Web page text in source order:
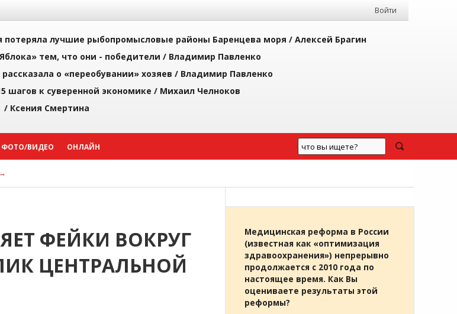
Войти
потеряла лучшие рыбопромысловые районы Баренцева моря / Алексей Брагин
тем, что они - победители / Владимир Павленко
о «переобувании» хозяев / Владимир Павленко
шагов к суверенной экономике / Михаил Челноков
/ Ксения Смертина
ФОТО/ВИДЕО ОНЛАЙН
ФЕЙКИ ВОКРУГ
ЦЕНТРАЛЬНОЙ
Медицинская реформа в России
(известная как «оптимизация
здравоохранения») непрерывно
продолжается с 2010 года по
настоящее время. Как Вы
оцениваете результаты этой
реформы?